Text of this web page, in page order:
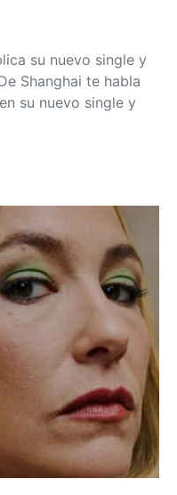
su nuevo single y
Shanghai te habla
su nuevo single y